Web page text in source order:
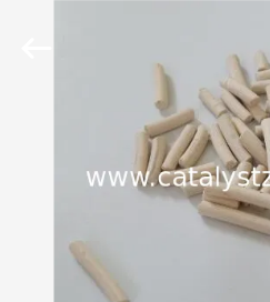
PRODUK
TENTANG